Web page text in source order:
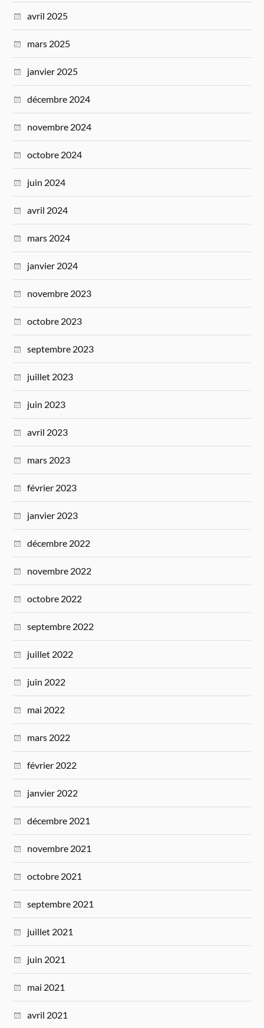
avril 2025
mars 2025
janvier 2025
décembre 2024
novembre 2024
octobre 2024
juin 2024
avril 2024
mars 2024
janvier 2024
novembre 2023
octobre 2023
septembre 2023
juillet 2023
juin 2023
avril 2023
mars 2023
février 2023
janvier 2023
décembre 2022
novembre 2022
octobre 2022
septembre 2022
juillet 2022
juin 2022
mai 2022
mars 2022
février 2022
janvier 2022
décembre 2021
novembre 2021
octobre 2021
septembre 2021
juillet 2021
juin 2021
mai 2021
avril 2021